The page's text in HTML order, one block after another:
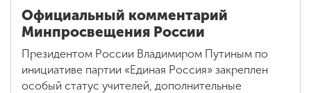
Официальный комментарий
Минпросвещения России
Президентом России Владимиром Путиным по
инициативе партии «Единая Россия» закреплен
особый статус учителей, дополнительные